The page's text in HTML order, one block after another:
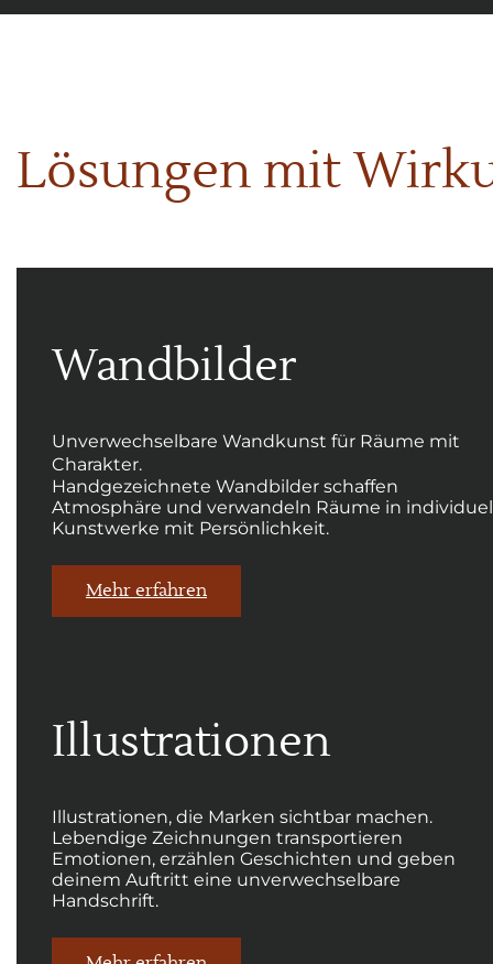
Lösungen mit
Wandbilder
Unverwechselbare Wandkunst für Räume mit
Charakter.
Handgezeichnete Wandbilder schaffen
Atmosphäre und verwandeln Räume in
Kunstwerke mit Persönlichkeit.
Mehr erfahren
Illustrationen
Illustrationen, die Marken sichtbar machen.
Lebendige Zeichnungen transportieren
Emotionen, erzählen Geschichten und geben
deinem Auftritt eine unverwechselbare
Handschrift.